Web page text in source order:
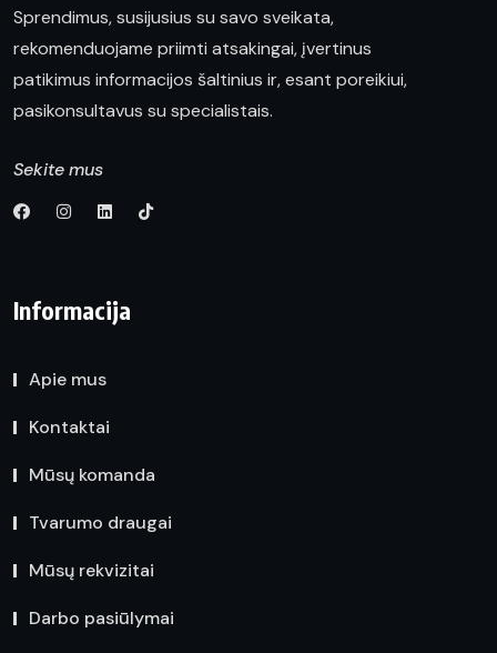
Sprendimus, susijusius su savo sveikata,
rekomenduojame priimti atsakingai, įvertinus
patikimus informacijos šaltinius ir, esant poreikiui,
pasikonsultavus su specialistais.
Sekite mus
Informacija
Apie mus
Kontaktai
Mūsų komanda
Tvarumo draugai
Mūsų rekvizitai
Darbo pasiūlymai